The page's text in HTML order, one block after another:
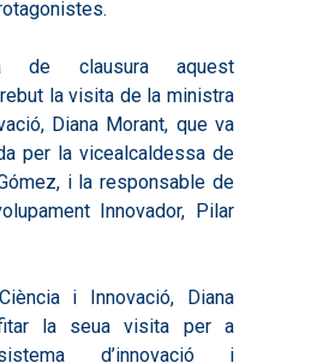
de clausura aquest
la visita de la ministra
Diana Morant, que va
per la vicealcaldessa de
i la responsable de
Innovador, Pilar
i Innovació, Diana
la seua visita per a
d’innovació i